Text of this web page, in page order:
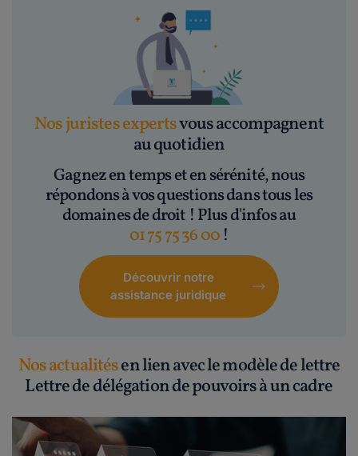
Nos juristes expertsvous accompagnent
au quotidien
Gagnez en temps et en sérénité, nous
répondons à vos questions dans tous les
domaines de droit ! Plus d'infos au
01 75 75 36 00 !
Découvrir notre
assistance juridique
Nos actualitésen lien avec le modèle de lettre
Lettre de délégation de pouvoirs à un cadre